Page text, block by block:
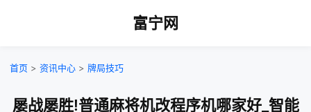
富宁网
首页 > 资讯中心 > 牌局技巧
屡战屡胜!普通麻将机改程序机哪家好_智能